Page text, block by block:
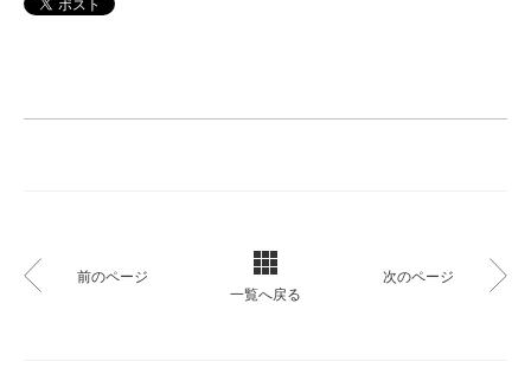
前のページ
一覧へ戻る
次のページ